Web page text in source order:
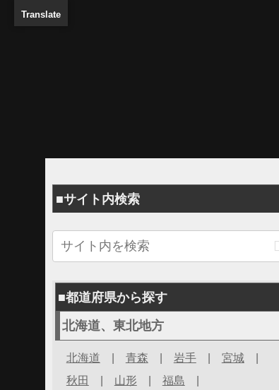
■サイト内検索
■都道府県から探す
北海道、東北地方
北海道 | 青森 | 岩手| 宮城|
秋田 | 山形 | 福島 |
Translate